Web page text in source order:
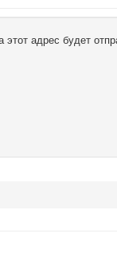
адрес будет